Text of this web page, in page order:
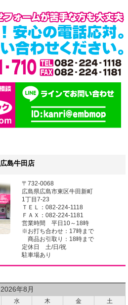
広島牛田店
〒732-0068
広島県広島市東区牛田新町
1丁目7-23
ＴＥＬ：082-224-1118
ＦＡＸ：082-224-1181
営業時間 平日10～18時
※お打ち合わせ：17時まで
商品お引取り：18時まで
定休日 土/日/祝
駐車場あり
2026年8月
水 木 金
土